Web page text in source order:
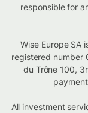
responsible for
Wise Europe SA
registered number
du Trône 100,
All investment